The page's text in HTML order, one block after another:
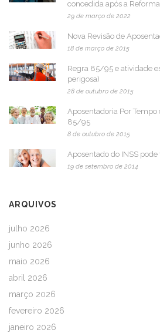
concedida após a
29 de março de 2022
Nova Revisão de
18 de março de 2015
Regra 85/95 e atividade
perigosa)
28 de outubro de 2015
Aposentadoria Por
85/95
8 de outubro de 2015
Aposentado do INSS pode
19 de setembro de 2014
ARQUIVOS
julho 2026
junho 2026
maio 2026
abril 2026
março 2026
fevereiro 2026
janeiro 2026